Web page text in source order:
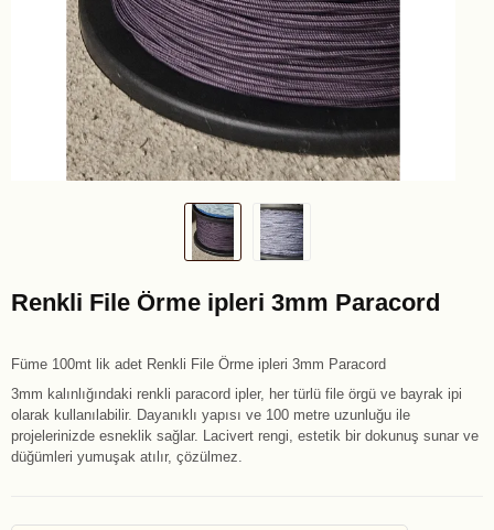
Renkli File Örme ipleri 3mm Paracord
Füme 100mt lik adet Renkli File Örme ipleri 3mm Paracord
3mm kalınlığındaki renkli paracord ipler, her türlü file örgü ve bayrak ipi
olarak kullanılabilir. Dayanıklı yapısı ve 100 metre uzunluğu ile
projelerinizde esneklik sağlar. Lacivert rengi, estetik bir dokunuş sunar ve
düğümleri yumuşak atılır, çözülmez.